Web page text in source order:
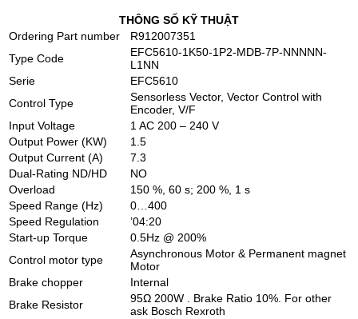
THÔNG SỐ KỸ THUẬT
Ordering Part number
R912007351
Type Code
EFC5610-1K50-1P2-MDB-7P-NNNNN-
L1NN
Serie
EFC5610
Control Type
Sensorless Vector, Vector Control with
Encoder, V/F
Input Voltage
1 AC 200 – 240 V
Output Power (KW)
1.5
Output Current (A)
7.3
Dual-Rating ND/HD
NO
Overload
150 %, 60 s; 200 %, 1 s
Speed Range (Hz)
0…400
Speed Regulation
’04:20
Start-up Torque
0.5Hz @ 200%
Control motor type
Asynchronous Motor & Permanent magnet
Motor
Brake chopper
Internal
Brake Resistor
95Ω 200W . Brake Ratio 10%. For other
ask Bosch Rexroth